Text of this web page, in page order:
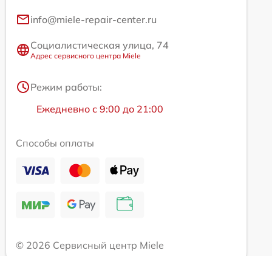
info@miele-repair-center.ru
Социалистическая улица, 74
Адрес сервисного центра Miele
Режим работы:
Ежедневно с 9:00 до 21:00
Способы оплаты
© 2026 Сервисный центр Miele